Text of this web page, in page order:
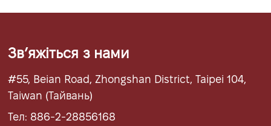
Звʼяжіться з нами
#55, Beian Road, Zhongshan District, Taipei 104,
Taiwan (Тайвань)
Тел: 886-2-28856168